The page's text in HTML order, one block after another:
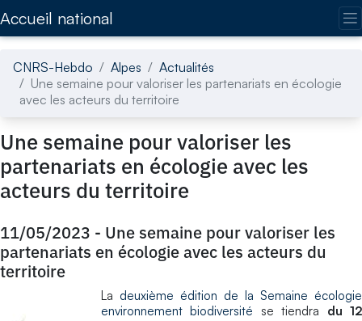
Accueil national
CNRS-Hebdo Alpes
Actualités
Une semaine pour valoriser les partenariats en écologie
avec les acteurs du territoire
Une semaine pour valoriser les
partenariats en écologie avec les
acteurs du territoire
11/05/2023 - Une semaine pour valoriser les
partenariats en écologie avec les acteurs du
territoire
La deuxième édition de la Semaine écologie
environnement biodiversité se tiendra du 12